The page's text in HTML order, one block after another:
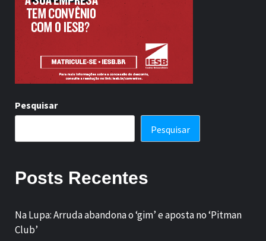
Pesquisar
Pesquisar
Posts Recentes
Na Lupa: Arruda abandona o ‘gim’ e aposta no ‘Pitman
Club’